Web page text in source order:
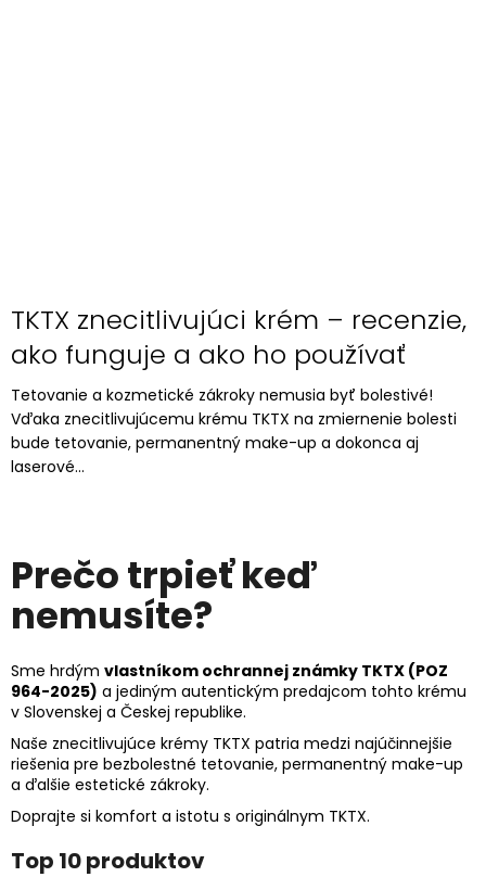
TKTX znecitlivujúci krém – recenzie,
ako funguje a ako ho používať
Tetovanie a kozmetické zákroky nemusia byť bolestivé!
Vďaka znecitlivujúcemu krému TKTX na zmiernenie bolesti
bude tetovanie, permanentný make-up a dokonca aj
laserové...
Prečo trpieť keď
nemusíte?
Sme hrdým vlastníkom ochrannej známky TKTX (POZ
964-2025) a jediným autentickým predajcom tohto krému
v Slovenskej a Českej republike.
Naše znecitlivujúce krémy TKTX patria medzi najúčinnejšie
riešenia pre bezbolestné tetovanie, permanentný make-up
a ďalšie estetické zákroky.
Doprajte si komfort a istotu s originálnym TKTX.
Top 10 produktov